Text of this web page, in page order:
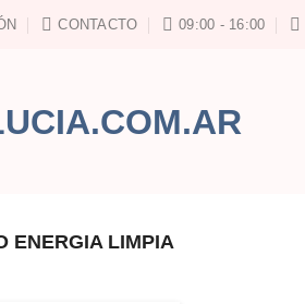
CONTACTO 09:00 - 16:00
ENERGIA LIMPIA